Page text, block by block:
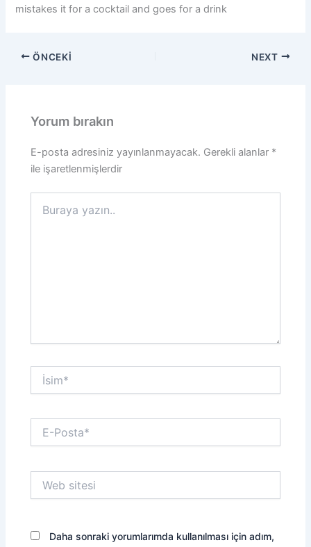
mistakes it for a cocktail and goes for a drink
ÖNCEKI NEXT
Yorum bırakın
E-posta adresiniz yayınlanmayacak. Gerekli alanlar *
ile işaretlenmişlerdir
yazın..
İsim*
Posta*
sitesi
Daha sonraki yorumlarımda kullanılması için adım,